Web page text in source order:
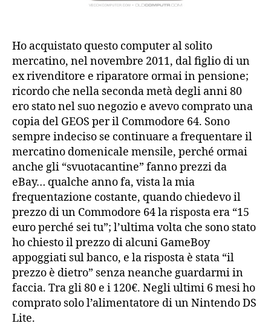
Ho acquistato questo computer al solito
mercatino, nel novembre 2011, dal figlio di un
ex rivenditore e riparatore ormai in pensione;
ricordo che nella seconda metà degli anni 80
ero stato nel suo negozio e avevo comprato una
copia del GEOS per il Commodore 64. Sono
sempre indeciso se continuare a frequentare il
mercatino domenicale mensile, perché ormai
anche gli “svuotacantine” fanno prezzi da
eBay… qualche anno fa, vista la mia
frequentazione costante, quando chiedevo il
prezzo di un Commodore 64 la risposta era “15
euro perché sei tu”; l’ultima volta che sono stato
ho chiesto il prezzo di alcuni GameBoy
appoggiati sul banco, e la risposta è stata “il
prezzo è dietro” senza neanche guardarmi in
faccia. Tra gli 80 e i 120€. Negli ultimi 6 mesi ho
comprato solo l’alimentatore di un Nintendo DS
Lite.